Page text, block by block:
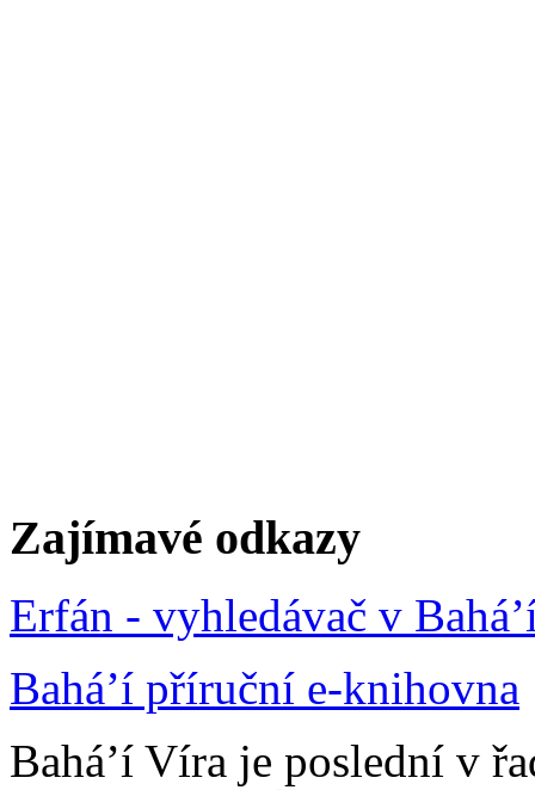
Zajímavé odkazy
Erfán - vyhledávač v
Bahá’í příruční e-knihovna
Bahá’í Víra je poslední v